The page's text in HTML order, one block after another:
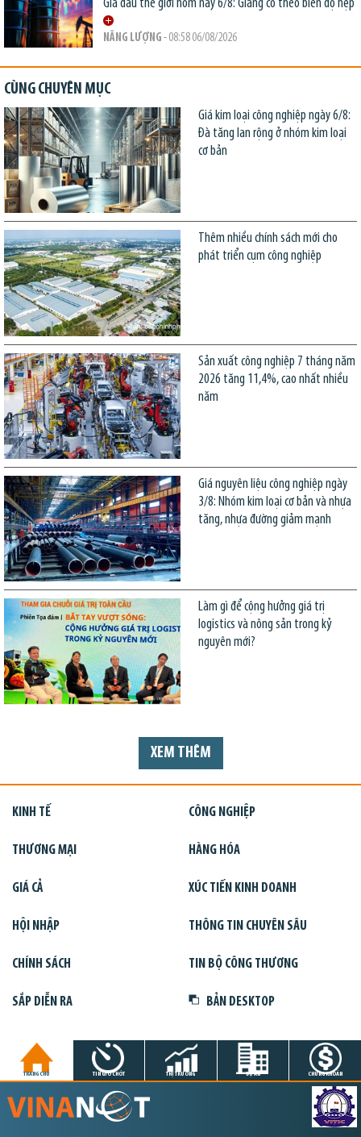
Giá dầu thế giới hôm nay 6/8: Giằng co theo biên độ hẹp
NĂNG LƯỢNG - 08:58 06/08/2026
CÙNG CHUYÊN MỤC
Giá kim loại công nghiệp ngày 6/8:
Đà tăng lan rộng ở nhóm kim loại
cơ bản
Thêm nhiều chính sách mới cho
phát triển cụm công nghiệp
Sản xuất công nghiệp 7 tháng năm
2026 tăng 11,4%, cao nhất nhiều
năm
Giá nguyên liệu công nghiệp ngày
3/8: Nhóm kim loại cơ bản và nhựa
tăng, nhựa đường giảm mạnh
Làm gì để cộng hưởng giá trị
logistics và nông sản trong kỷ
nguyên mới?
XEM THÊM
KINH TẾ CÔNG NGHIỆP
THƯƠNG MẠI HÀNG HÓA
GIÁ CẢ XÚC TIẾN KINH DOANH
HỘI NHẬP THÔNG TIN CHUYÊN SÂU
CHÍNH SÁCH TIN BỘ CÔNG THƯƠNG
SẮP DIỄN RA BẢN DESKTOP
TRANG CHỦ TIN GIỜ CHÓT THỊ TRƯỜNG DỰ ÁN CHỨNG KHOÁN